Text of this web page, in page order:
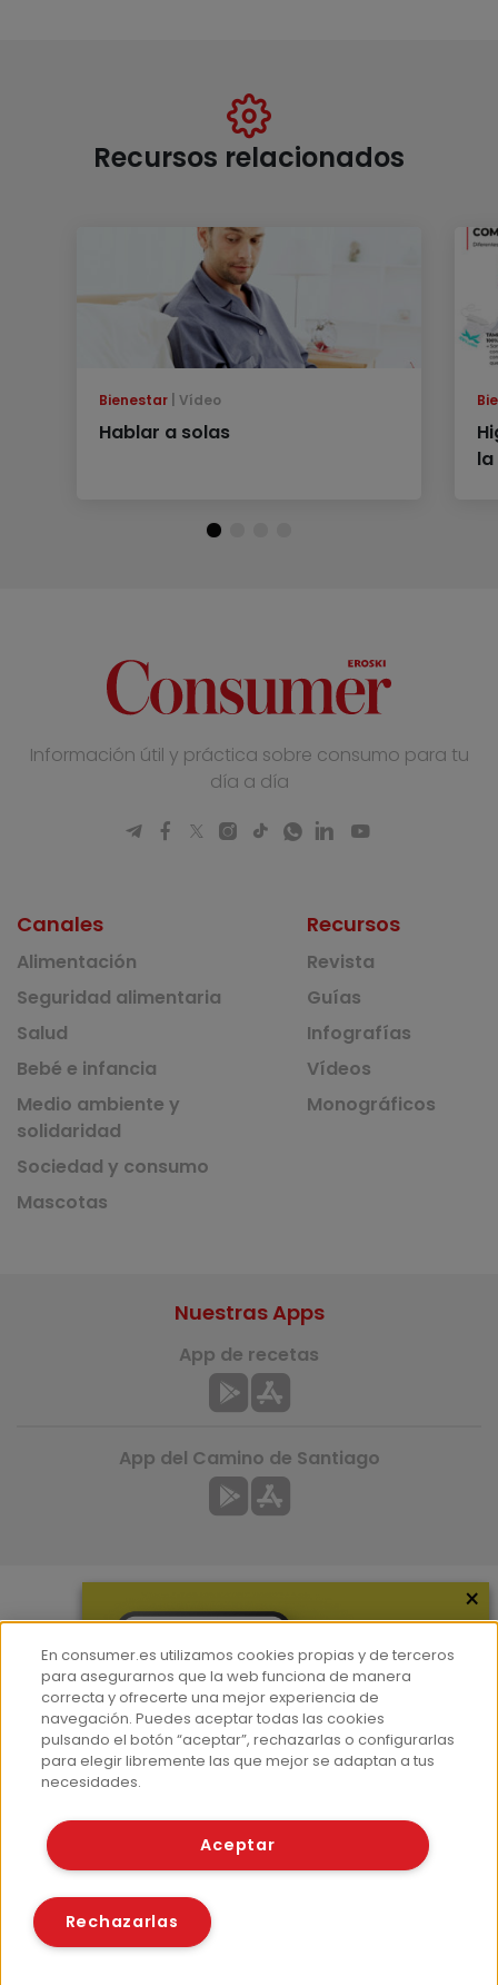
Recursos relacionados
Bienestar Vídeo
Hablar a solas
Información útil y práctica sobre consumo para tu
día a día
Canales
Alimentación
Seguridad alimentaria
Salud
Bebé e infancia
Medio ambiente y
solidaridad
Sociedad y consumo
Mascotas
Recursos
Revista
Guías
Infografías
Vídeos
Monográficos
Más información
¿Quiénes somos?
Hemeroteca
Contacto
Prensa
Nuestras Apps
App de recetas
App del Camino de Santiago
© Fundación EROSKI
Aviso legal
Políticas de cookies
×
En consumer.es utilizamos cookies propias y de terceros
para asegurarnos que la web funciona de manera
correcta y ofrecerte una mejor experiencia de
navegación. Puedes aceptar todas las cookies
pulsando el botón “aceptar”, rechazarlas o configurarlas
para elegir libremente las que mejor se adaptan a tus
necesidades.
Aceptar
Rechazarlas